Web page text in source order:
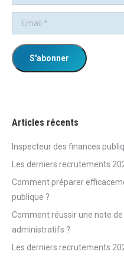
Articles récents
Inspecteur des finances
Les derniers recrutements
Comment préparer
publique ?
Comment réussir une note
administratifs ?
Les derniers recrutements